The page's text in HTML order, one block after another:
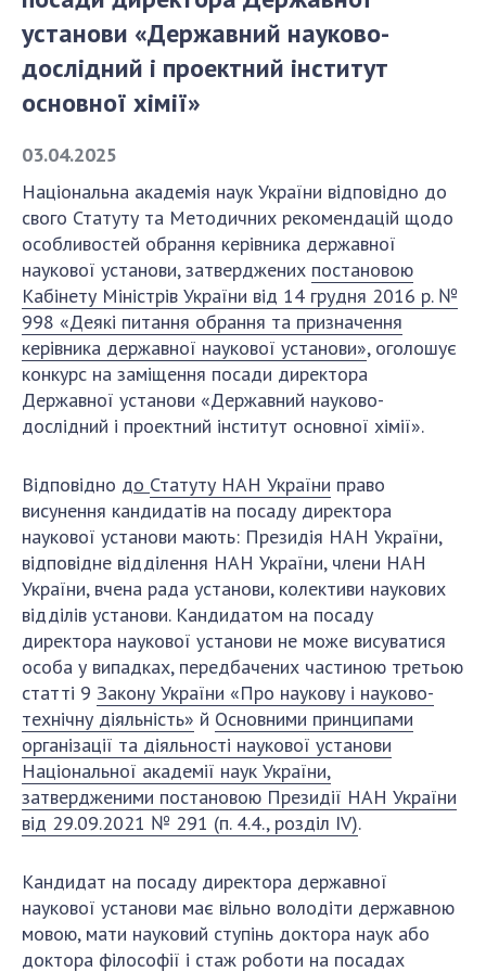
СТРУКТУРА
Апарат Президії
Секція фізико-технічних і математичних
наук
Секція хімічних і біологічних наук
Секція суспільних і гуманітарних наук
Установи при Президії
Ради, комітети та комісії
Наукові центри МОН та НАН України
Громадські організації
ДІЯЛЬНІСТЬ
Засідання Президії НАН України
Сесії Загальних зборів НАН України
Річні звіти НАН України
Річні фінансові звіти НАН України
Наукові публікації та видавнича діяльність
Охорона прав інтелектуальної власності та
трансфер технологій в наукових установах
Наукові об'єкти, що становлять національне
надбання
Центри колективного користування
Оцінювання ефективності діяльності
наукових установ
Конкурси наукових досліджень НАН України
установи «Державний науково-
дослідний і проектний інститут
основної хімії»
03.04.2025
Національна академія наук України відповідно до
свого Статуту та Методичних рекомендацій щодо
особливостей обрання керівника державної
наукової установи, затверджених постановою
Кабінету Міністрів України від 14 грудня 2016 р. №
998 «Деякі питання обрання та призначення
керівника державної наукової установи», оголошує
конкурс на заміщення посади директора
Державної установи «Державний науково-
дослідний і проектний інститут основної хімії».
Відповідно до Статуту НАН України право
висунення кандидатів на посаду директора
наукової установи мають: Президія НАН України,
відповідне відділення НАН України, члени НАН
України, вчена рада установи, колективи наукових
відділів установи. Кандидатом на посаду
директора наукової установи не може висуватися
особа у випадках, передбачених частиною третьою
статті 9 Закону України «Про наукову і науково-
технічну діяльність» й Основними принципами
організації та діяльності наукової установи
Національної академії наук України,
затвердженими постановою Президії НАН України
від 29.09.2021 № 291 (п. 4.4., розділ ІV).
Кандидат на посаду директора державної
наукової установи має вільно володіти державною
мовою, мати науковий ступінь доктора наук або
доктора філософії і стаж роботи на посадах